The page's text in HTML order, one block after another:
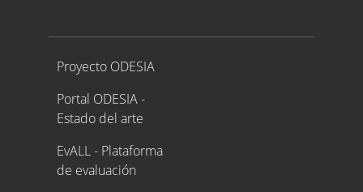
Proyecto ODESIA
Proyecto ODESIA
Portal ODESIA -
Estado del arte
EvALL - Plataforma
de evaluación